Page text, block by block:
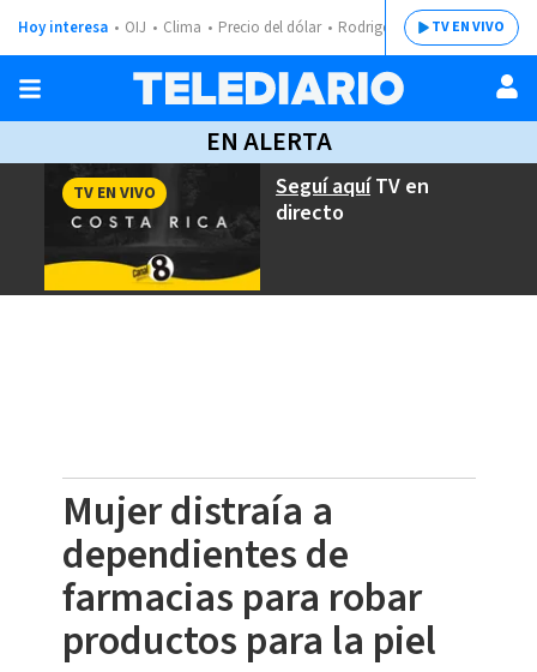
Hoy interesa OIJ Clima Precio del dólar Rodrigo ChavesTV EN VIVO
EN ALERTA
Seguí aquíTV en
directo
TV EN VIVO
Mujer distraía a
dependientes de
farmacias para robar
productos para la piel